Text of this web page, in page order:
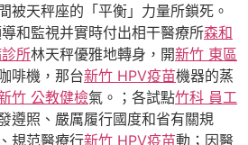
被天秤座的「平衡」力量所鎖死。
和監視并實時付出相干醫療所森和
所林天秤優雅地轉身，開新竹 東區
啡機，那台新竹 HPV疫苗機器的蒸
竹 公教健檢氣。；各試點竹科 員工
遵照、嚴厲履行國度和省有關規
規范醫療行新竹 HPV疫苗動；因醫